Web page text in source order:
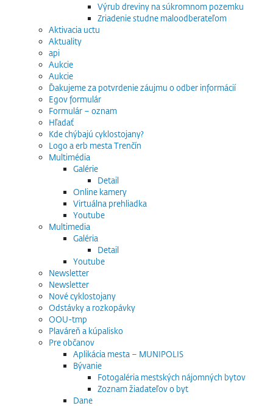
Výrub dreviny na súkromnom pozemku
Zriadenie studne maloodberateľom
Aktivacia uctu
Aktuality
api
Aukcie
Aukcie
Ďakujeme za potvrdenie záujmu o odber informácií
Egov formulár
Formulár – oznam
Hľadať
Kde chýbajú cyklostojany?
Logo a erb mesta Trenčín
Multimédia
Galérie
Detail
Online kamery
Virtuálna prehliadka
Youtube
Multimedia
Galéria
Detail
Youtube
Newsletter
Newsletter
Nové cyklostojany
Odstávky a rozkopávky
OOU-tmp
Plaváreň a kúpalisko
Pre občanov
Aplikácia mesta – MUNIPOLIS
Bývanie
Fotogaléria mestských nájomných bytov
Zoznam žiadateľov o byt
Dane